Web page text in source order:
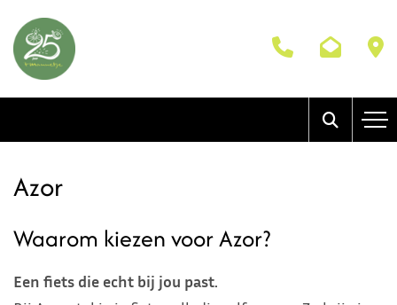
Azor
Waarom kiezen voor Azor?
Een fiets die echt bij jou past.